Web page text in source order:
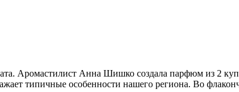
Аромастилист Анна Шишко создала парфюм из 2
типичные особенности нашего региона. Во